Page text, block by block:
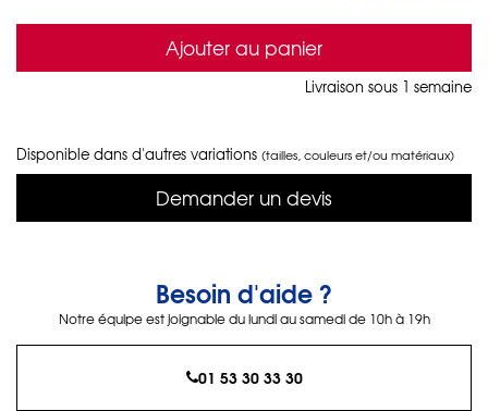
Ajouter au panier
Livraison sous 1 semaine
Disponible dans d'autres variations (tailles, couleurs et/ou matériaux)
Demander un devis
Besoin d'aide ?
Notre équipe est joignable du lundi au samedi de 10h à 19h
01 53 30 33 30